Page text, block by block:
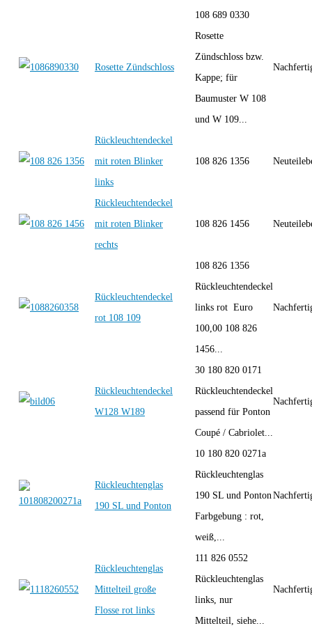
Rosette Zündschloss
108 689 0330
Rosette
Zündschloss bzw.
Kappe; für
Baumuster W 108
und W 109...
Rückleuchtendeckel
mit roten Blinker
links
108 826 1356
Rückleuchtendeckel
mit roten Blinker
rechts
108 826 1456
Rückleuchtendeckel
rot 108 109
108 826 1356
Rückleuchtendeckel
links rot Euro
100,00 108 826
1456...
Rückleuchtendeckel
W128 W189
30 180 820 0171
Rückleuchtendeckel
passend für Ponton
Coupé / Cabriolet...
Rückleuchtenglas
190 SL und Ponton
10 180 820 0271a
Rückleuchtenglas
190 SL und Ponton
Farbgebung : rot,
weiß,...
Rückleuchtenglas
Mittelteil große
Flosse rot links
111 826 0552
Rückleuchtenglas
links, nur
Mittelteil, siehe...